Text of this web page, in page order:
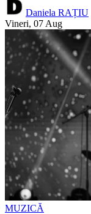
Daniela RAȚIU
Vineri, 07 Aug
MUZICĂ